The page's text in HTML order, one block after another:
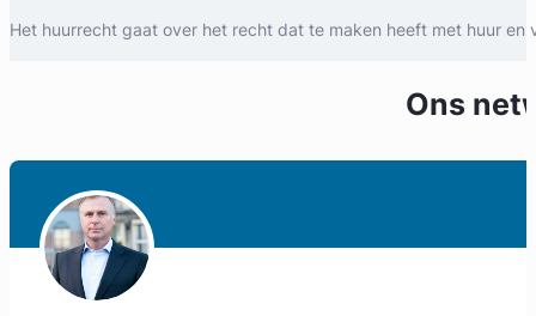
Het huurrecht gaat over het recht dat te maken heeft met huur en
Ons